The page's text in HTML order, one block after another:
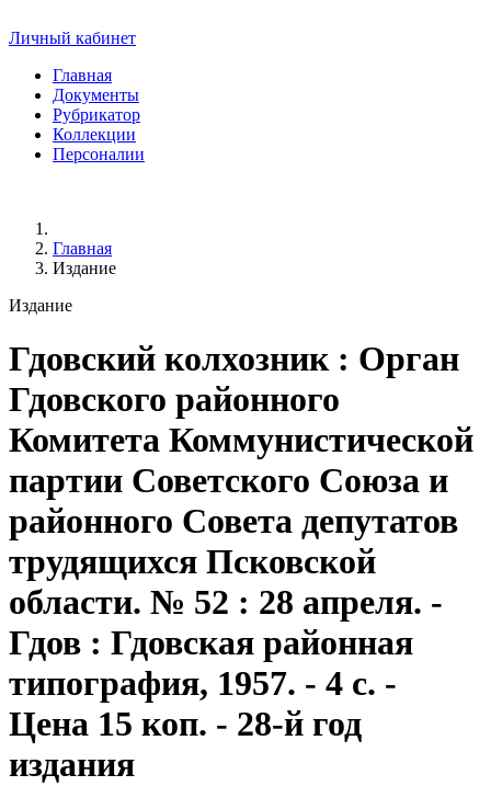
Личный кабинет
Главная
Документы
Рубрикатор
Коллекции
Персоналии
Главная
Издание
Издание
Гдовский колхозник: Орган
Гдовского районного
Комитета Коммунистической
партии Советского Союза и
районного Совета депутатов
трудящихся Псковской
области. № 52 : 28 апреля. -
Гдов : Гдовская районная
типография, 1957. - 4 с. -
Цена 15 коп. - 28-й год
издания